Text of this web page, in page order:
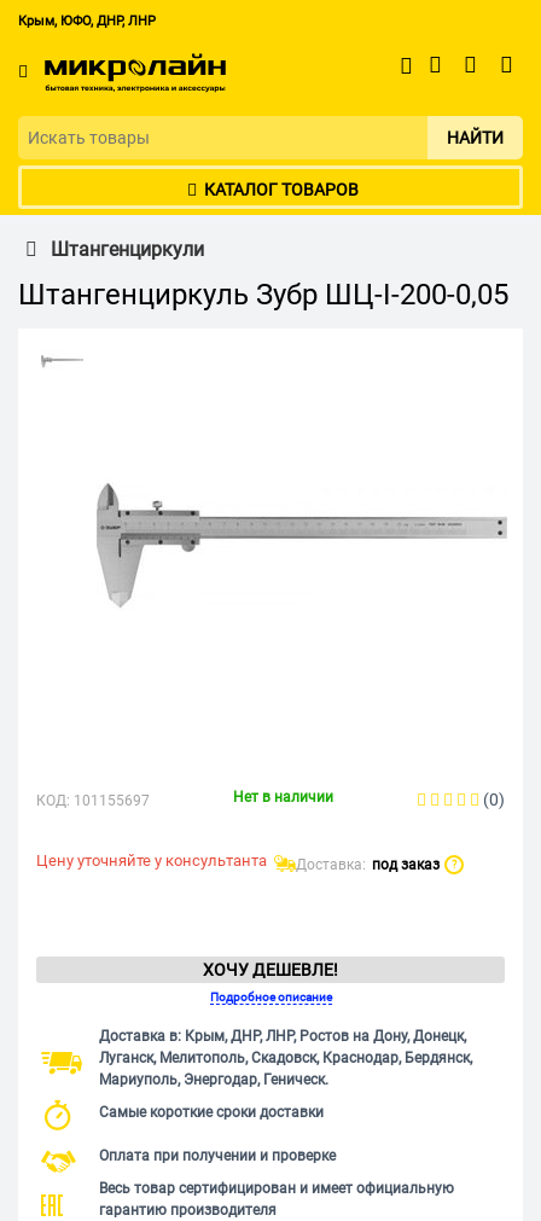
Крым, ЮФО, ДНР, ЛНР
НАЙТИ
КАТАЛОГ ТОВАРОВ
Штангенциркули
Штангенциркуль Зубр ШЦ-I-200-0,05
КОД: 101155697 Нет в наличии (0)
Цену уточняйте у консультанта Доставка: под заказ ?
ХОЧУ ДЕШЕВЛЕ!
Подробное описание
Доставка в: Крым, ДНР, ЛНР, Ростов на Дону, Донецк,
Луганск, Мелитополь, Скадовск, Краснодар, Бердянск,
Мариуполь, Энергодар, Геническ.
Самые короткие сроки доставки
Оплата при получении и проверке
Весь товар сертифицирован и имеет официальную
гарантию производителя